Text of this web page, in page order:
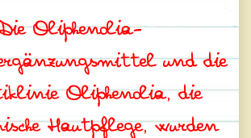
Oliphenolia-
und die
Oliphenolia, die
Hautpflege, wurden